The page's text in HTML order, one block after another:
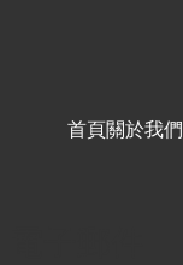
首頁關於我們